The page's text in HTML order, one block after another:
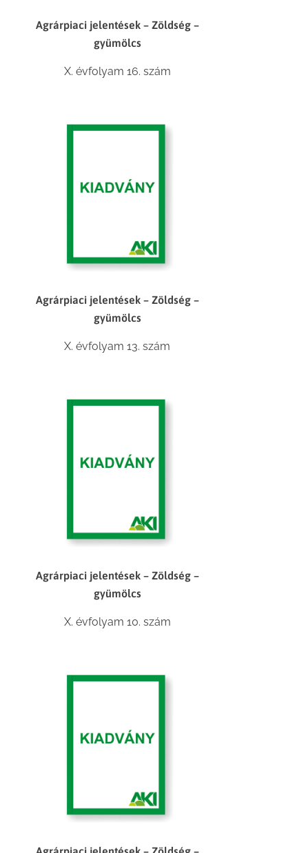
Agrárpiaci jelentések – Zöldség –
gyümölcs
X. évfolyam 16. szám
Agrárpiaci jelentések – Zöldség –
gyümölcs
X. évfolyam 13. szám
Agrárpiaci jelentések – Zöldség –
gyümölcs
X. évfolyam 10. szám